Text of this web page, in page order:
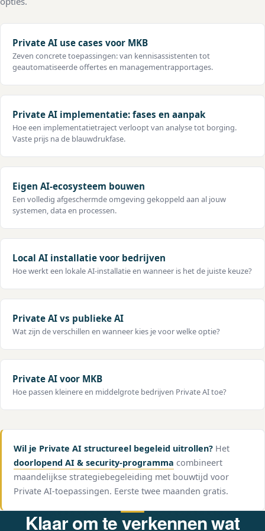
Private AI use cases voor MKB
Zeven concrete toepassingen: van kennisassistenten tot
geautomatiseerde offertes en managementrapportages.
Private AI implementatie: fases en aanpak
Hoe een implementatietraject verloopt van analyse tot borging.
Vaste prijs na de blauwdrukfase.
Eigen AI-ecosysteem bouwen
Een volledig afgeschermde omgeving gekoppeld aan al jouw
systemen, data en processen.
Local AI installatie voor bedrijven
Hoe werkt een lokale AI-installatie en wanneer is het de juiste keuze?
Private AI vs publieke AI
Wat zijn de verschillen en wanneer kies je voor welke optie?
Private AI voor MKB
Hoe passen kleinere en middelgrote bedrijven Private AI toe?
Wil je Private AI structureel begeleid uitrollen? Het
doorlopend AI & security-programma combineert
maandelijkse strategiebegeleiding met bouwtijd voor
Private AI-toepassingen. Eerste twee maanden gratis.
Klaar om te verkennen wat